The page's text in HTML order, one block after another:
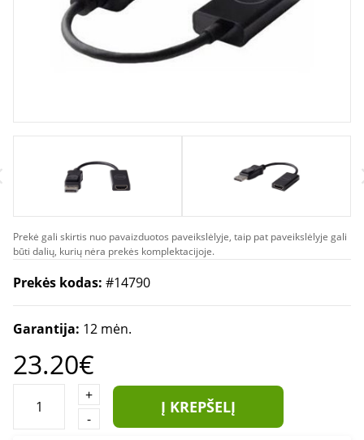
Prekė gali skirtis nuo pavaizduotos paveikslėlyje, taip pat paveikslėlyje gali
būti dalių, kurių nėra prekės komplektacijoje.
Prekės kodas: #14790
Garantija: 12 mėn.
23.20€
+
-
Į KREPŠELĮ